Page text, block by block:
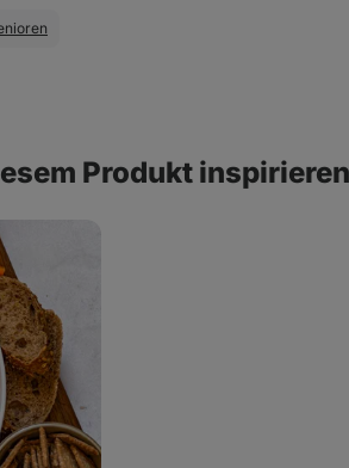
Produkt inspirieren